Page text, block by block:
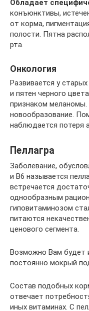
Обладает
конъюнктивы,
от корма,
полости. Пятна
рта.
Онкология
Развивается у
и пятен черного
признаком
новообразование.
наблюдается потеря
Пеллагра
Заболевание,
и В6 называется
встречается
однообразным
гиповитаминозом
питаются
ценового сегмента.
Возможно Вам будет
постоянно мокрый
Состав подобных
отвечает
иных витаминах. С